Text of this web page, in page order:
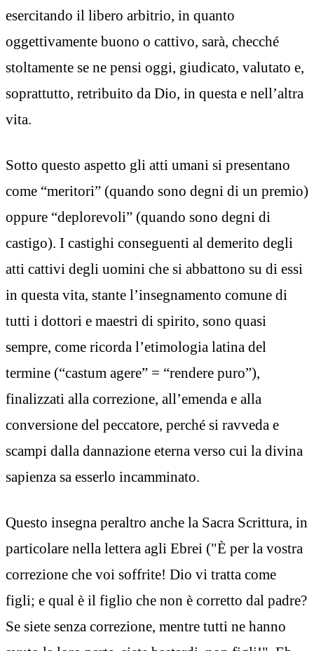
esercitando il libero arbitrio, in quanto
oggettivamente buono o cattivo, sarà, checché
stoltamente se ne pensi oggi, giudicato, valutato e,
soprattutto, retribuito da Dio, in questa e nell’altra
vita.
Sotto questo aspetto gli atti umani si presentano
come “meritori” (quando sono degni di un premio)
oppure “deplorevoli” (quando sono degni di
castigo). I castighi conseguenti al demerito degli
atti cattivi degli uomini che si abbattono su di essi
in questa vita, stante l’insegnamento comune di
tutti i dottori e maestri di spirito, sono quasi
sempre, come ricorda l’etimologia latina del
termine (“castum agere” = “rendere puro”),
finalizzati alla correzione, all’emenda e alla
conversione del peccatore, perché si ravveda e
scampi dalla dannazione eterna verso cui la divina
sapienza sa esserlo incamminato.
Questo insegna peraltro anche la Sacra Scrittura, in
particolare nella lettera agli Ebrei ("È per la vostra
correzione che voi soffrite! Dio vi tratta come
figli; e qual è il figlio che non è corretto dal padre?
Se siete senza correzione, mentre tutti ne hanno